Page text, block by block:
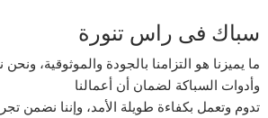
سباك فى راس تنورة
ما يميزنا هو التزامنا بالجودة والموثوقية،
وأدوات السباكة لضمان أن أعمالنا
تدوم وتعمل بكفاءة طويلة الأمد، وإننا نضمن